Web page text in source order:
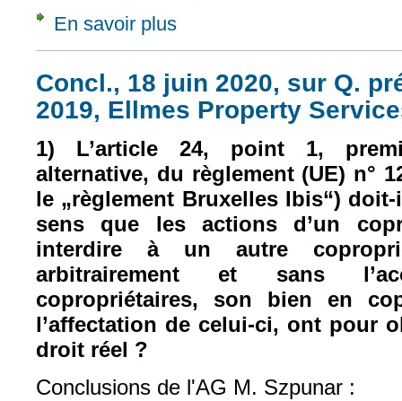
En savoir plus
Concl., 18 juin 2020, sur Q.
2019, Ellmes Property
1) L’article 24, point 1,
alternative, du règlement (UE) n°
le „règlement Bruxelles Ibis“)
sens que les actions d’un
interdire à un autre
arbitrairement et sans
copropriétaires, son bien en
l’affectation de celui-ci, ont pour
droit réel ?
Conclusions de l'AG M. Szpunar :